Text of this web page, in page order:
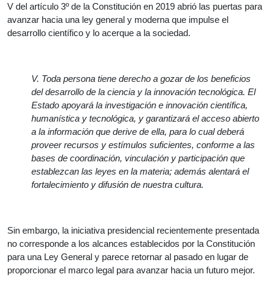
V del artículo 3º de la Constitución en 2019 abrió las puertas para
avanzar hacia una ley general y moderna que impulse el
desarrollo científico y lo acerque a la sociedad.
V. Toda persona tiene derecho a gozar de los beneficios
del desarrollo de la ciencia y la innovación tecnológica. El
Estado apoyará la investigación e innovación científica,
humanística y tecnológica, y garantizará el acceso abierto
a la información que derive de ella, para lo cual deberá
proveer recursos y estímulos suficientes, conforme a las
bases de coordinación, vinculación y participación que
establezcan las leyes en la materia; además alentará el
fortalecimiento y difusión de nuestra cultura.
Sin embargo, la iniciativa presidencial recientemente presentada
no corresponde a los alcances establecidos por la Constitución
para una Ley General y parece retornar al pasado en lugar de
proporcionar el marco legal para avanzar hacia un futuro mejor.